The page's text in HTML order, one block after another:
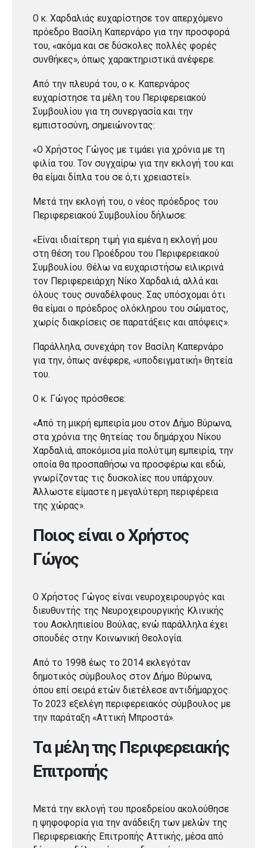
Ο κ. Χαρδαλιάς ευχαρίστησε τον απερχόμενο
πρόεδρο Βασίλη Καπερνάρο για την προσφορά
του, «ακόμα και σε δύσκολες πολλές φορές
συνθήκες», όπως χαρακτηριστικά ανέφερε.
Από την πλευρά του, ο κ. Καπερνάρος
ευχαρίστησε τα μέλη του Περιφερειακού
Συμβουλίου για τη συνεργασία και την
εμπιστοσύνη, σημειώνοντας:
«Ο Χρήστος Γώγος με τιμάει για χρόνια με τη
φιλία του. Τον συγχαίρω για την εκλογή του και
θα είμαι δίπλα του σε ό,τι χρειαστεί».
Μετά την εκλογή του, ο νέος πρόεδρος του
Περιφερειακού Συμβουλίου δήλωσε:
«Είναι ιδιαίτερη τιμή για εμένα η εκλογή μου
στη θέση του Προέδρου του Περιφερειακού
Συμβουλίου. Θέλω να ευχαριστήσω ειλικρινά
τον Περιφερειάρχη Νίκο Χαρδαλιά, αλλά και
όλους τους συναδέλφους. Σας υπόσχομαι ότι
θα είμαι ο πρόεδρος ολόκληρου του σώματος,
χωρίς διακρίσεις σε παρατάξεις και απόψεις».
Παράλληλα, συνεχάρη τον Βασίλη Καπερνάρο
για την, όπως ανέφερε, «υποδειγματική» θητεία
του.
Ο κ. Γώγος πρόσθεσε:
«Από τη μικρή εμπειρία μου στον Δήμο Βύρωνα,
στα χρόνια της θητείας του δημάρχου Νίκου
Χαρδαλιά, αποκόμισα μία πολύτιμη εμπειρία, την
οποία θα προσπαθήσω να προσφέρω και εδώ,
γνωρίζοντας τις δυσκολίες που υπάρχουν.
Άλλωστε είμαστε η μεγαλύτερη περιφέρεια
της χώρας».
Ποιος είναι ο Χρήστος
Γώγος
Ο Χρήστος Γώγος είναι νευροχειρουργός και
διευθυντής της Νευροχειρουργικής Κλινικής
του Ασκληπιείου Βούλας, ενώ παράλληλα έχει
σπουδές στην Κοινωνική Θεολογία.
Από το 1998 έως το 2014 εκλεγόταν
δημοτικός σύμβουλος στον Δήμο Βύρωνα,
όπου επί σειρά ετών διετέλεσε αντιδήμαρχος.
Το 2023 εξελέγη περιφερειακός σύμβουλος με
την παράταξη «Αττική Μπροστά».
Τα μέλη της Περιφερειακής
Επιτροπής
Μετά την εκλογή του προεδρείου ακολούθησε
η ψηφοφορία για την ανάδειξη των μελών της
Περιφερειακής Επιτροπής Αττικής, μέσα από